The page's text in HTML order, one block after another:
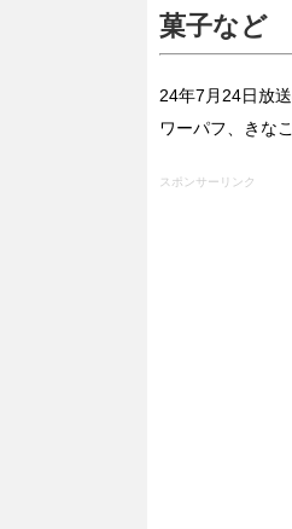
菓子など
24年7月24日放
ワーパフ、きな
スポンサーリンク